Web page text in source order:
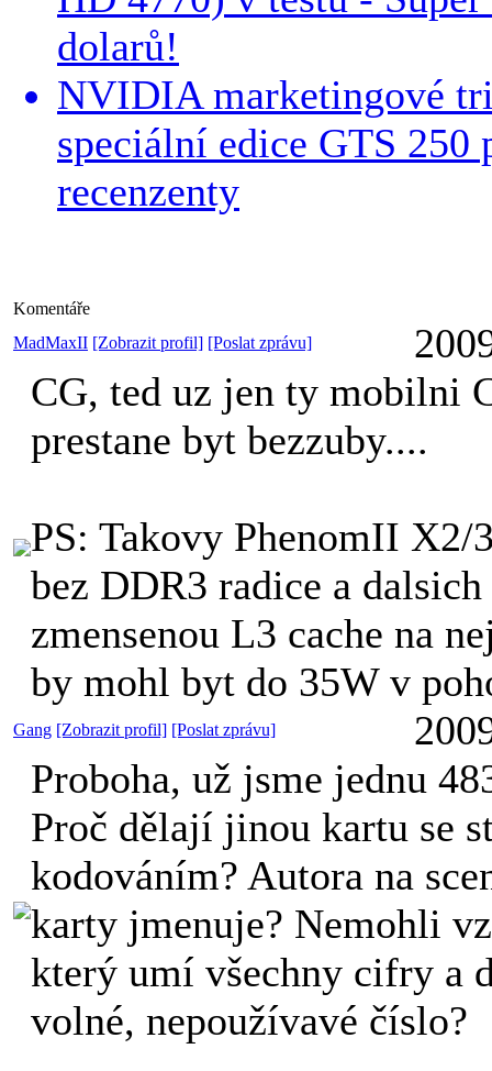
dolarů!
NVIDIA marketingové
speciální edice GTS 250
recenzenty
Komentáře
MadMaxII [Zobrazit profil] [Poslat zprávu]
CG, ted uz jen ty mobilni
prestane byt bezzuby....
PS: Takovy PhenomII X2/
bez DDR3 radice a
zmensenou L3 cache na
by mohl byt do 35W v
Gang [Zobrazit profil] [Poslat zprávu]
Proboha, už jsme jednu
Proč dělají jinou kartu se
kodováním? Autora na
karty jmenuje? Nemohli
který umí všechny cifry a
volné, nepoužívavé číslo?